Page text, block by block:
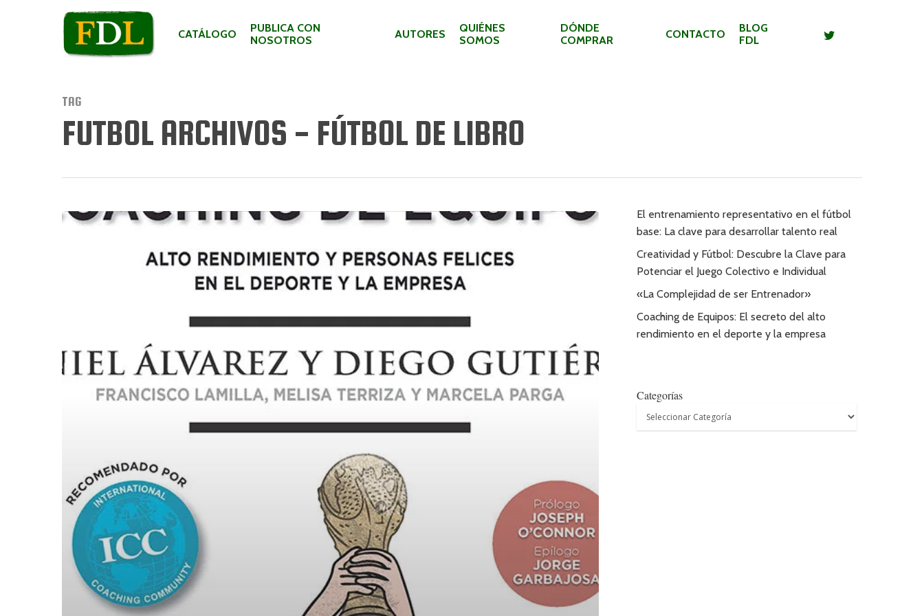
Hit enter to search or ESC to close
CATÁLOGO
PUBLICA CON
NOSOTROS
AUTORES
QUIÉNES
SOMOS
DÓNDE
COMPRAR
CONTACTO
BLOG
FDL
TAG
FUTBOL ARCHIVOS - FÚTBOL DE LIBRO
El entrenamiento representativo en el fútbol
base: La clave para desarrollar talento real
Creatividad y Fútbol: Descubre la Clave para
Potenciar el Juego Colectivo e Individual
«La Complejidad de ser Entrenador»
Coaching de Equipos: El secreto del alto
rendimiento en el deporte y la empresa
Categorías